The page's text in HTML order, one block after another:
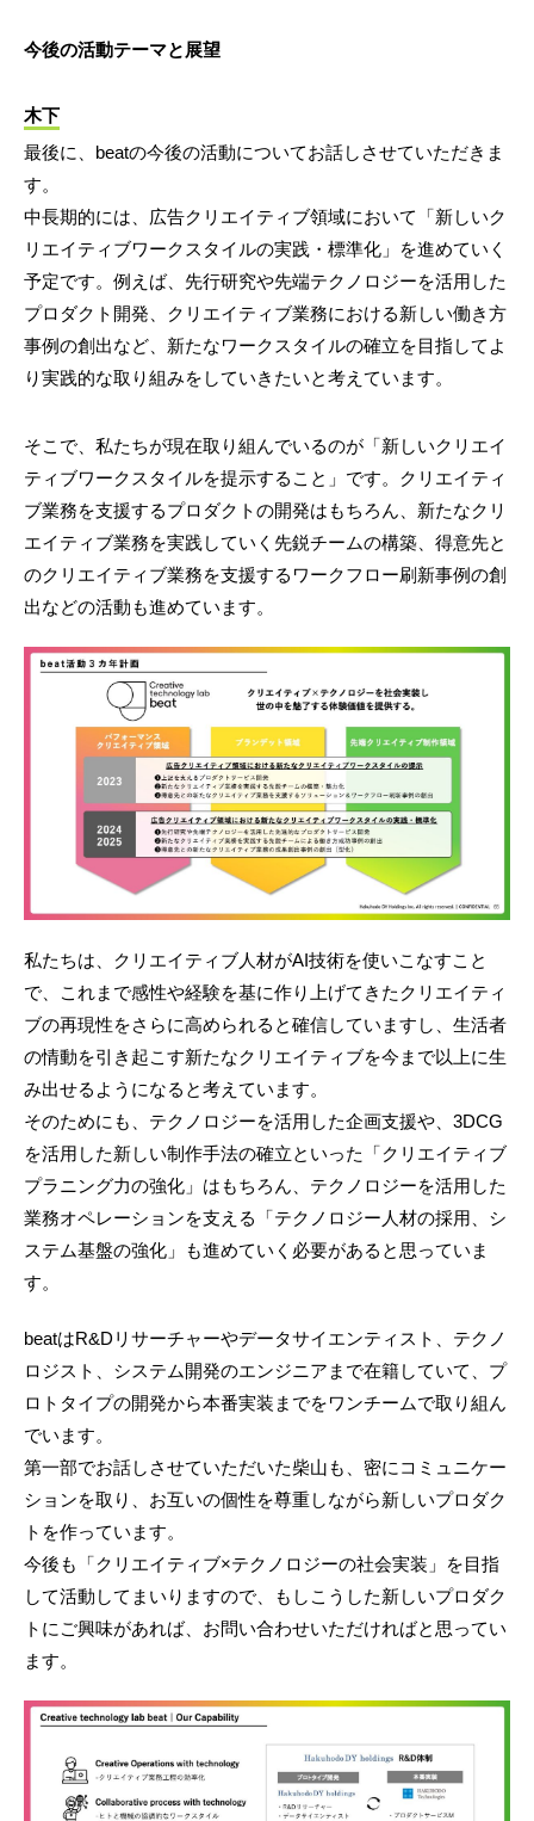
今後の活動テーマと展望
木下
最後に、beatの今後の活動についてお話しさせていただきま
す。
中長期的には、広告クリエイティブ領域において「新しいク
リエイティブワークスタイルの実践・標準化」を進めていく
予定です。例えば、先行研究や先端テクノロジーを活用した
プロダクト開発、クリエイティブ業務における新しい働き方
事例の創出など、新たなワークスタイルの確立を目指してよ
り実践的な取り組みをしていきたいと考えています。
そこで、私たちが現在取り組んでいるのが「新しいクリエイ
ティブワークスタイルを提示すること」です。クリエイティ
ブ業務を支援するプロダクトの開発はもちろん、新たなクリ
エイティブ業務を実践していく先鋭チームの構築、得意先と
のクリエイティブ業務を支援するワークフロー刷新事例の創
出などの活動も進めています。
私たちは、クリエイティブ人材がAI技術を使いこなすこと
で、これまで感性や経験を基に作り上げてきたクリエイティ
ブの再現性をさらに高められると確信していますし、生活者
の情動を引き起こす新たなクリエイティブを今まで以上に生
み出せるようになると考えています。
そのためにも、テクノロジーを活用した企画支援や、3DCG
を活用した新しい制作手法の確立といった「クリエイティブ
プラニング力の強化」はもちろん、テクノロジーを活用した
業務オペレーションを支える「テクノロジー人材の採用、シ
ステム基盤の強化」も進めていく必要があると思っていま
す。
beatはR&Dリサーチャーやデータサイエンティスト、テクノ
ロジスト、システム開発のエンジニアまで在籍していて、プ
ロトタイプの開発から本番実装までをワンチームで取り組ん
でいます。
第一部でお話しさせていただいた柴山も、密にコミュニケー
ションを取り、お互いの個性を尊重しながら新しいプロダク
トを作っています。
今後も「クリエイティブ×テクノロジーの社会実装」を目指
して活動してまいりますので、もしこうした新しいプロダク
トにご興味があれば、お問い合わせいただければと思ってい
ます。